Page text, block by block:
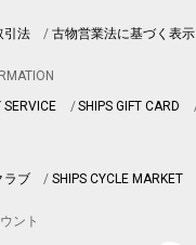
引法 古物営業法に基づく表示
SERVICE SHIPS GIFT CARD
ラブ SHIPS CYCLE MARKET
ント